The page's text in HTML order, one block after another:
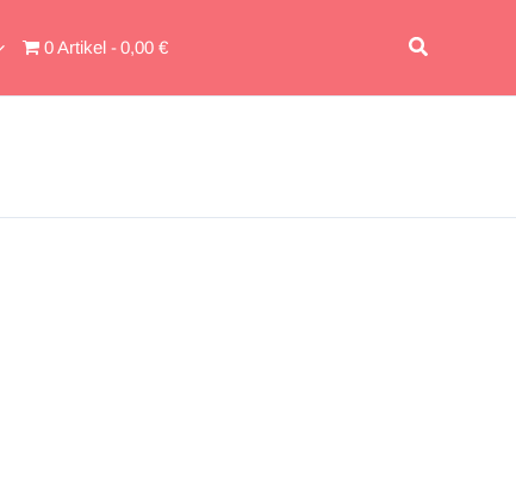
0 Artikel 0,00 € Suchen